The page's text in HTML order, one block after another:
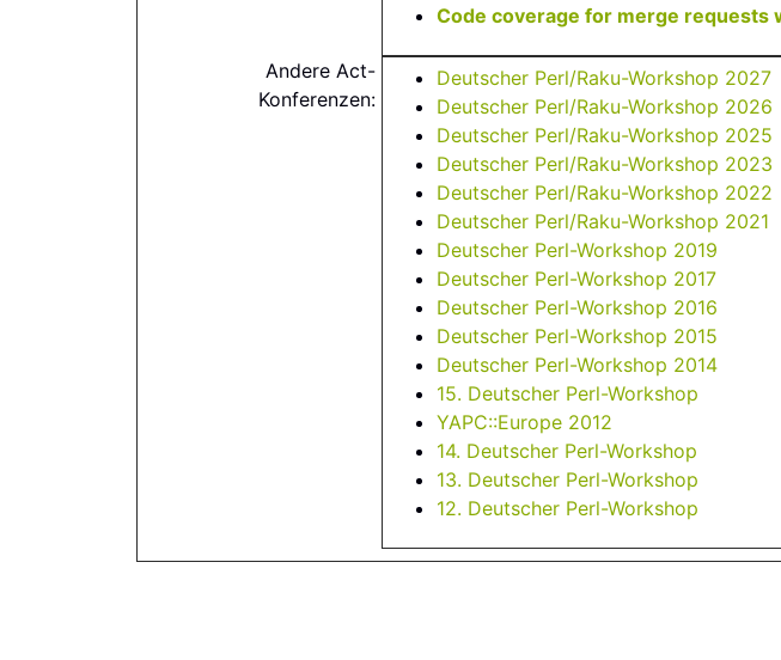
‎Code coverage for merge requests
Andere Act-
Konferenzen:
Deutscher Perl/Raku-Workshop 2027
Deutscher Perl/Raku-Workshop 2026
Deutscher Perl/Raku-Workshop 2025
Deutscher Perl/Raku-Workshop 2023
Deutscher Perl/Raku-Workshop 2022
Deutscher Perl/Raku-Workshop 2021
Deutscher Perl-Workshop 2019
Deutscher Perl-Workshop 2017
Deutscher Perl-Workshop 2016
Deutscher Perl-Workshop 2015
Deutscher Perl-Workshop 2014
15. Deutscher Perl-Workshop
YAPC::Europe 2012
14. Deutscher Perl-Workshop
13. Deutscher Perl-Workshop
12. Deutscher Perl-Workshop